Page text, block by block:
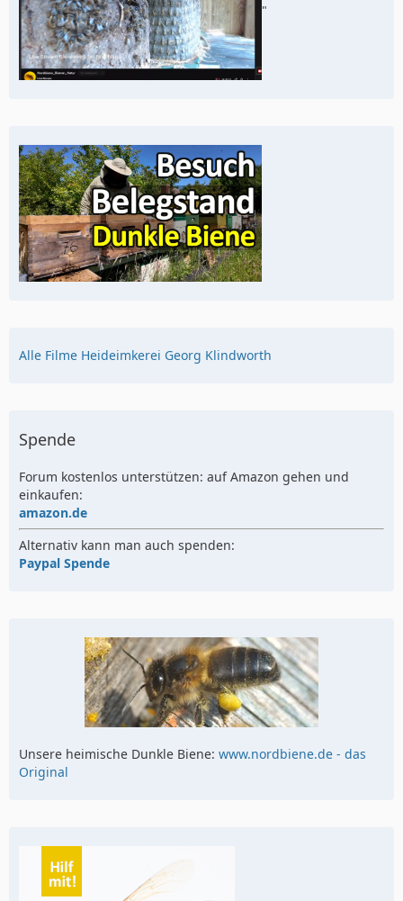
"
Alle Filme Heideimkerei Georg Klindworth
Spende
Forum kostenlos unterstützen: auf Amazon gehen und
einkaufen:
amazon.de
Alternativ kann man auch spenden:
Paypal Spende
Unsere heimische Dunkle Biene: www.nordbiene.de - das
Original